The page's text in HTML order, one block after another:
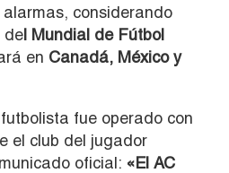
considerando
del Mundial de Fútbol
en Canadá, Méxicoy
fue operado con
el club del jugador
oficial: «El AC